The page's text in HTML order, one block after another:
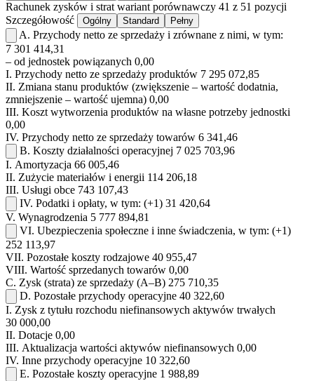
Rachunek zysków i strat wariant porównawczy 41 z 51 pozycji
Szczegółowość
Ogólny Standard Pełny
A. Przychody netto ze sprzedaży i zrównane z nimi, w tym:
7 301 414,31
– od jednostek powiązanych 0,00
I. Przychody netto ze sprzedaży produktów 7 295 072,85
II. Zmiana stanu produktów (zwiększenie – wartość dodatnia,
zmniejszenie – wartość ujemna) 0,00
III. Koszt wytworzenia produktów na własne potrzeby jednostki
0,00
IV. Przychody netto ze sprzedaży towarów 6 341,46
B. Koszty działalności operacyjnej 7 025 703,96
I. Amortyzacja 66 005,46
II. Zużycie materiałów i energii 114 206,18
III. Usługi obce 743 107,43
IV. Podatki i opłaty, w tym: (+1) 31 420,64
V. Wynagrodzenia 5 777 894,81
VI. Ubezpieczenia społeczne i inne świadczenia, w tym: (+1)
252 113,97
VII. Pozostałe koszty rodzajowe 40 955,47
VIII. Wartość sprzedanych towarów 0,00
C. Zysk (strata) ze sprzedaży (A–B) 275 710,35
D. Pozostałe przychody operacyjne 40 322,60
I. Zysk z tytułu rozchodu niefinansowych aktywów trwałych
30 000,00
II. Dotacje 0,00
III. Aktualizacja wartości aktywów niefinansowych 0,00
IV. Inne przychody operacyjne 10 322,60
E. Pozostałe koszty operacyjne 1 988,89